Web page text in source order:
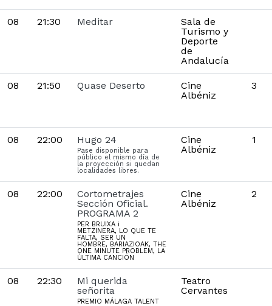
08 21:30 Meditar
Sala de
Turismo y
Deporte
de
Andalucía
08 21:50 Quase Deserto
Cine
Albéniz
3
08 22:00 Hugo 24
Pase disponible para
público el mismo día de
la proyección si quedan
localidades libres.
Cine
Albéniz
1
08 22:00
Cortometrajes
Sección Oficial.
PROGRAMA 2
PER BRUIXA i
METZINERA, LO QUE TE
FALTA, SER UN
HOMBRE, BARIAZIOAK, THE
ONE MINUTE PROBLEM, LA
ÚLTIMA CANCIÓN
Cine
Albéniz
2
08 22:30
Mi querida
señorita
PREMIO MÁLAGA TALENT
Teatro
Cervantes